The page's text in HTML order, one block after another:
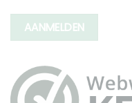
AANMELDEN